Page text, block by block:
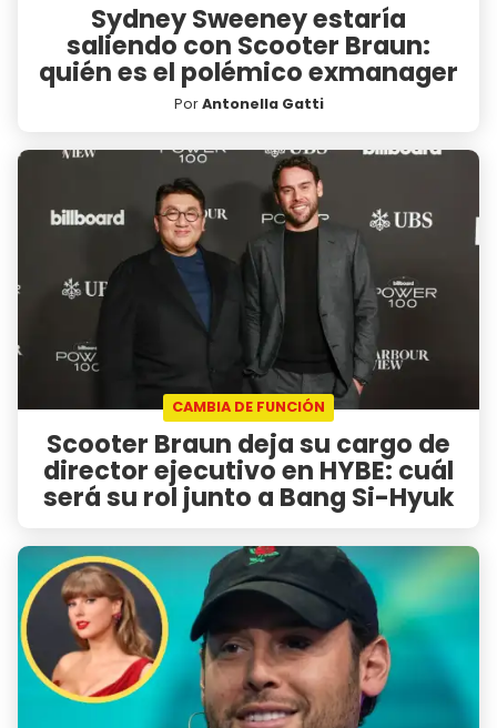
Sydney Sweeney estaría
saliendo con Scooter Braun:
quién es el polémico exmanager
PorAntonella Gatti
CAMBIA DE FUNCIÓN
Scooter Braun deja su cargo de
director ejecutivo en HYBE: cuál
será su rol junto a Bang Si-Hyuk